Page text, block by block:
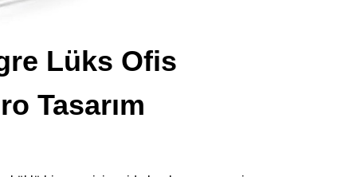
Lüks Ofis
Tasarım